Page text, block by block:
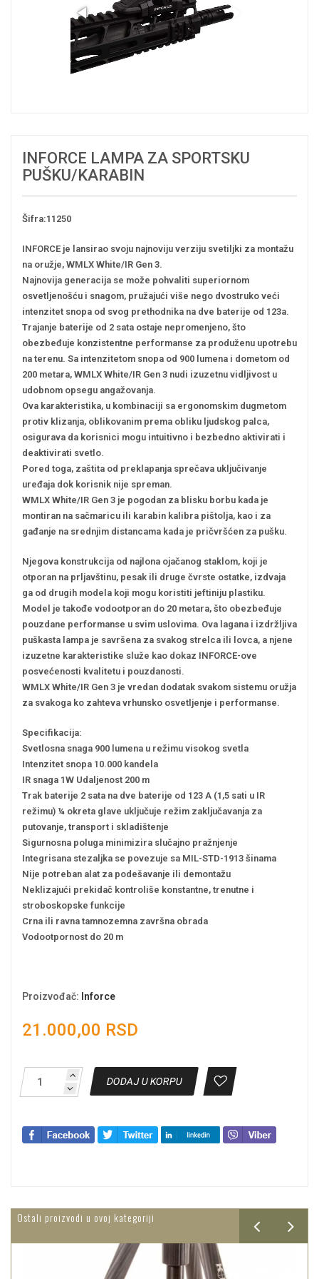
INFORCE LAMPA ZA SPORTSKU
PUŠKU/KARABIN
Šifra:11250
INFORCE je lansirao svoju najnoviju verziju svetiljki za montažu
na oružje, WMLX White/IR Gen 3.
Najnovija generacija se može pohvaliti superiornom
osvetljenošću i snagom, pružajući više nego dvostruko veći
intenzitet snopa od svog prethodnika na dve baterije od 123a.
Trajanje baterije od 2 sata ostaje nepromenjeno, što
obezbeđuje konzistentne performanse za produženu upotrebu
na terenu. Sa intenzitetom snopa od 900 lumena i dometom od
200 metara, WMLX White/IR Gen 3 nudi izuzetnu vidljivost u
udobnom opsegu angažovanja.
Ova karakteristika, u kombinaciji sa ergonomskim dugmetom
protiv klizanja, oblikovanim prema obliku ljudskog palca,
osigurava da korisnici mogu intuitivno i bezbedno aktivirati i
deaktivirati svetlo.
Pored toga, zaštita od preklapanja sprečava uključivanje
uređaja dok korisnik nije spreman.
WMLX White/IR Gen 3 je pogodan za blisku borbu kada je
montiran na sačmaricu ili karabin kalibra pištolja, kao i za
gađanje na srednjim distancama kada je pričvršćen za pušku.
Njegova konstrukcija od najlona ojačanog staklom, koji je
otporan na prljavštinu, pesak ili druge čvrste ostatke, izdvaja
ga od drugih modela koji mogu koristiti jeftiniju plastiku.
Model je takođe vodootporan do 20 metara, što obezbeđuje
pouzdane performanse u svim uslovima. Ova lagana i izdržljiva
puškasta lampa je savršena za svakog strelca ili lovca, a njene
izuzetne karakteristike služe kao dokaz INFORCE-ove
posvećenosti kvalitetu i pouzdanosti.
WMLX White/IR Gen 3 je vredan dodatak svakom sistemu oružja
za svakoga ko zahteva vrhunsko osvetljenje i performanse.
Specifikacija:
Svetlosna snaga 900 lumena u režimu visokog svetla
Intenzitet snopa 10.000 kandela
IR snaga 1W Udaljenost 200 m
Trak baterije 2 sata na dve baterije od 123 A (1,5 sati u IR
režimu) ¼ okreta glave uključuje režim zaključavanja za
putovanje, transport i skladištenje
Sigurnosna poluga minimizira slučajno pražnjenje
Integrisana stezaljka se povezuje sa MIL-STD-1913 šinama
Nije potreban alat za podešavanje ili demontažu
Neklizajući prekidač kontroliše konstantne, trenutne i
stroboskopske funkcije
Crna ili ravna tamnozemna završna obrada
Vodootpornost do 20 m
Proizvođač: Inforce
21.000,00 RSD
DODAJ U KORPU
Ostali proizvodi u ovoj kategoriji